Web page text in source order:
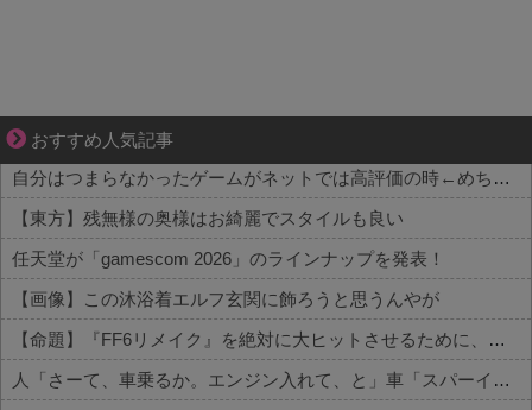
おすすめ人気記事
分かり合えているはずの夫が、一番遠い
自分はつまらなかったゲームがネットでは高評価の時←めちゃくちゃムカつくよな
【東方】残無様の奥様はお綺麗でスタイルも良い
任天堂が「gamescom 2026」のラインナップを発表！
【画像】この沐浴着エルフ玄関に飾ろうと思うんやが
【命題】『FF6リメイク』を絶対に大ヒットさせるために、付け加えるべき要素
人「さーて、車乗るか。エンジン入れて、と」車「スパーイダマーンッ」→炎上 他